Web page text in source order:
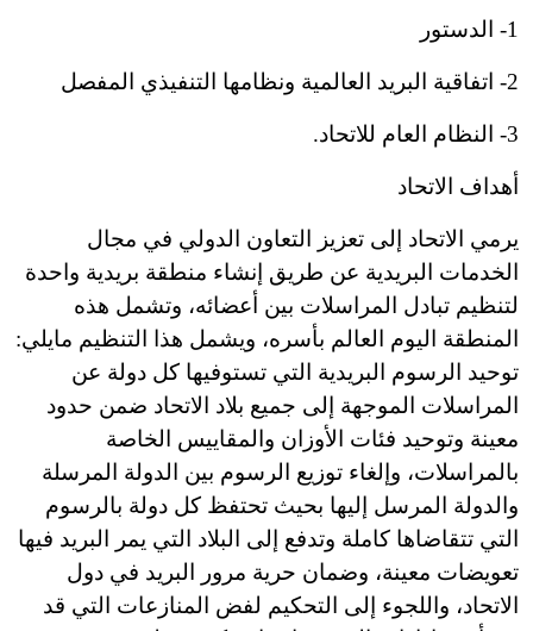
1
- الدستور
2
- اتفاقية البريد العالمية ونظامها التنفيذي المفصل
3
- النظام العام للاتحاد.
أهداف الاتحاد
يرمي الاتحاد إلى تعزيز التعاون الدولي في مجال
الخدمات البريدية عن طريق إنشاء منطقة بريدية واحدة
لتنظيم تبادل المراسلات بين أعضائه، وتشمل هذه
المنطقة اليوم العالم بأسره، ويشمل هذا التنظيم مايلي:
توحيد الرسوم البريدية التي تستوفيها كل دولة عن
المراسلات الموجهة إلى جميع بلاد الاتحاد ضمن حدود
معينة وتوحيد فئات الأوزان والمقاييس الخاصة
بالمراسلات، وإلغاء توزيع الرسوم بين الدولة المرسلة
والدولة المرسل إليها بحيث تحتفظ كل دولة بالرسوم
التي تتقاضاها كاملة وتدفع إلى البلاد التي يمر البريد فيها
تعويضات معينة، وضمان حرية مرور البريد في دول
الاتحاد، واللجوء إلى التحكيم لفض المنازعات التي قد